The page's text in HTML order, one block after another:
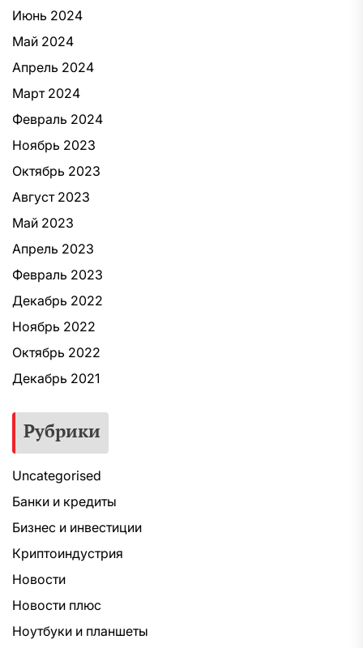
Июнь 2024
Май 2024
Апрель 2024
Март 2024
Февраль 2024
Ноябрь 2023
Октябрь 2023
Август 2023
Май 2023
Апрель 2023
Февраль 2023
Декабрь 2022
Ноябрь 2022
Октябрь 2022
Декабрь 2021
Рубрики
Uncategorised
Банки и кредиты
Бизнес и инвестиции
Криптоиндустрия
Новости
Новости плюс
Ноутбуки и планшеты